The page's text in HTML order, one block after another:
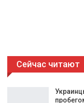
Сейчас читают